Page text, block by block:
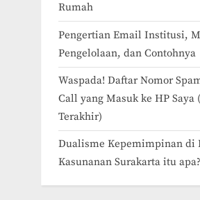
Rumah
Pengertian Email Institusi,
Pengelolaan, dan Contohnya
Waspada! Daftar Nomor
Call yang Masuk ke HP Saya
Terakhir)
Dualisme Kepemimpinan di
Kasunanan Surakarta itu apa?